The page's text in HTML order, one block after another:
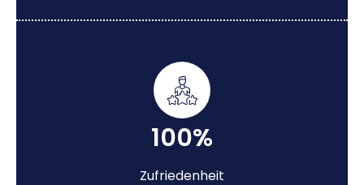
100%
Zufriedenheit